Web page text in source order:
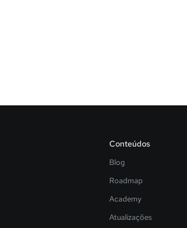
Conteúdos
Blog
Roadmap
Academy
Atualizações